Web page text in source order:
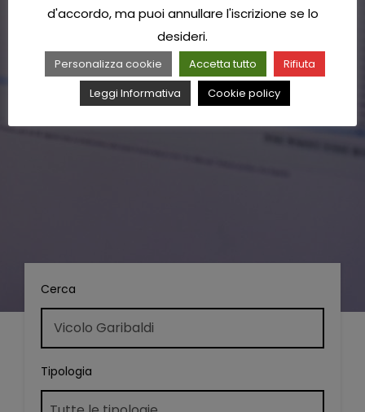
Cerca
Tipologia
d'accordo, ma puoi annullare l'iscrizione se lo
desideri.
Personalizza cookie Accetta tutto
Rifiuta
Leggi Informativa
Cookie policy